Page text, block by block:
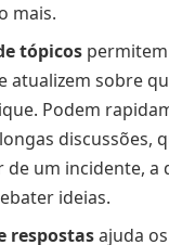
mais.
tópicos
atualizem sobre
Podem
discussões,
de um incidente, a
ideias.
respostasajuda